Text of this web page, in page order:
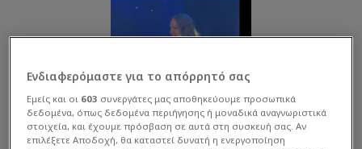
Ενδιαφερόμαστε για το απόρρητό σας
Εμείς και οι 603 συνεργάτες μας αποθηκεύουμε προσωπικά
δεδομένα, όπως δεδομένα περιήγησης ή μοναδικά αναγνωριστικά
στοιχεία, και έχουμε πρόσβαση σε αυτά στη συσκευή σας. Αν
επιλέξετε Αποδοχή, θα καταστεί δυνατή η ενεργοποίηση